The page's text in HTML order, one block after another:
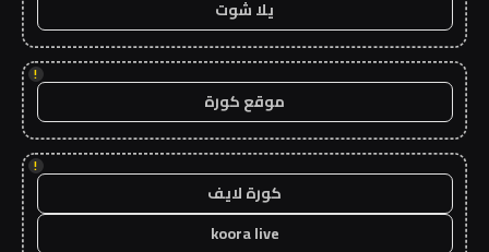
يلا شوت
!
موقع كورة
!
كورة لايف
koora live